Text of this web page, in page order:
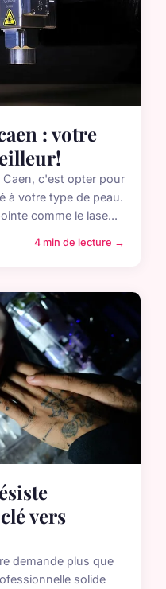
: votre
Caen, c'est opter pour
à votre type de peau.
comme le lase...
4 min de lecture →
vers
demande plus que
solide